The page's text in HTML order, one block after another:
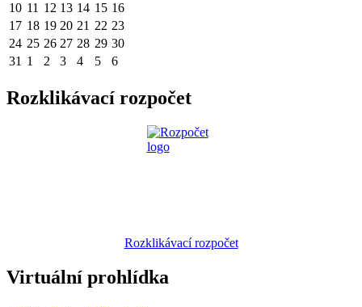
10 11 12 13 14 15 16
17 18 19 20 21 22 23
24 25 26 27 28 29 30
31 1 2 3 4 5 6
Rozklikávací rozpočet
Rozklikávací rozpočet
Virtuální prohlídka